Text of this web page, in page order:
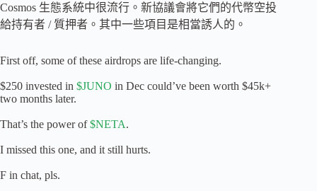
Cosmos 生態系統中很流行。新協議會將它們的代幣空投
給持有者 / 質押者。其中一些項目是相當誘人的。
First off, some of these airdrops are life-changing.
$250 invested in $JUNO in Dec could’ve been worth $45k+
two months later.
That’s the power of$NETA.
I missed this one, and it still hurts.
F in chat, pls.